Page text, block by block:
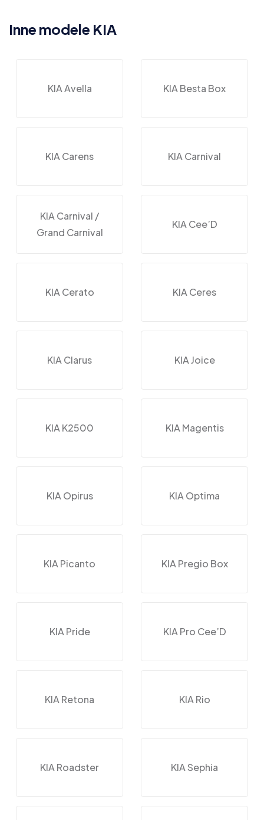
Inne modele KIA
KIA Avella KIA Besta Box
KIA Carens KIA Carnival
KIA Carnival /
Grand Carnival
KIA Cee’D
KIA Cerato KIA Ceres
KIA Clarus KIA Joice
KIA K2500 KIA Magentis
KIA Opirus KIA Optima
KIA Picanto KIA Pregio Box
KIA Pride KIA Pro Cee’D
KIA Retona KIA Rio
KIA Roadster KIA Sephia